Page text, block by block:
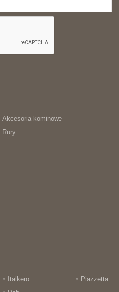
Akcesoria kominowe
Rury
Italkero
Piazzetta